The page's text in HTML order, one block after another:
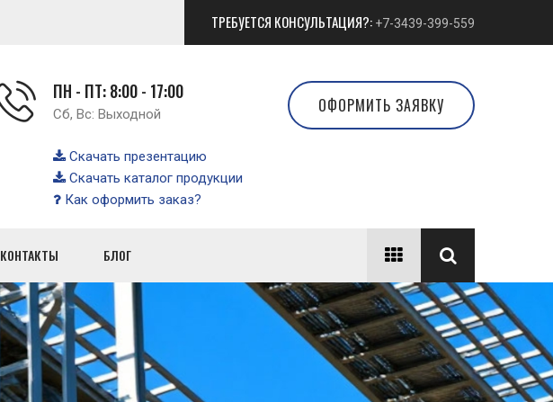
ТРЕБУЕТСЯ КОНСУЛЬТАЦИЯ?: +7-3439-399-559
ПН - ПТ: 8:00 - 17:00
Сб, Вс: Выходной
Скачать презентацию
Скачать каталог продукции
Как оформить заказ?
ОФОРМИТЬ ЗАЯВКУ
КОНТАКТЫ БЛОГ